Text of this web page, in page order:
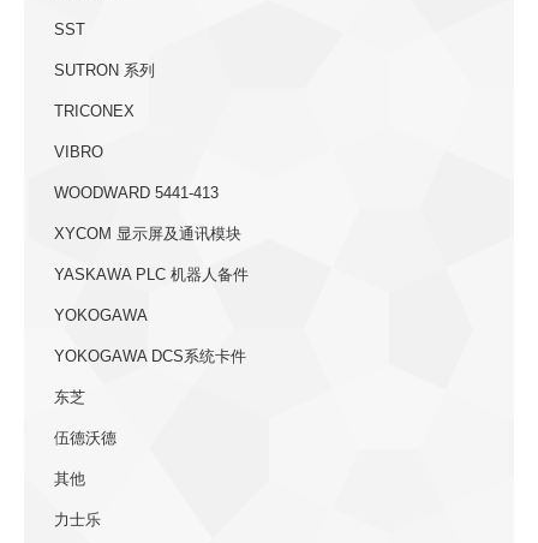
SST
SUTRON 系列
TRICONEX
VIBRO
WOODWARD 5441-413
XYCOM 显示屏及通讯模块
YASKAWA PLC 机器人备件
YOKOGAWA
YOKOGAWA DCS系统卡件
东芝
伍德沃德
其他
力士乐